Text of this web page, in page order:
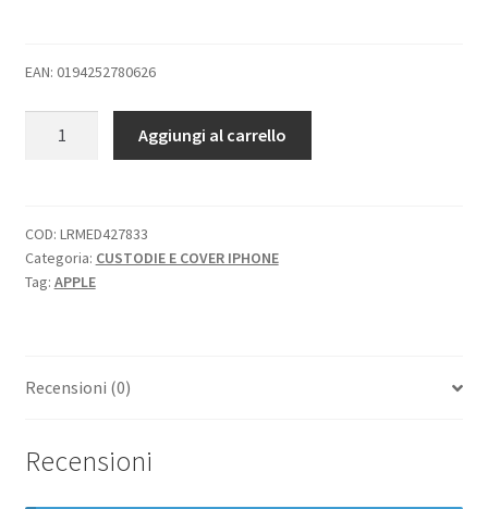
EAN: 0194252780626
CUSTODIA
MAGSAFE
IN
SOFT
ROSA
quantità
Aggiungi al carrello
COD: LRMED427833
Categoria: CUSTODIE E COVER IPHONE
Tag: APPLE
Recensioni (0)
Recensioni